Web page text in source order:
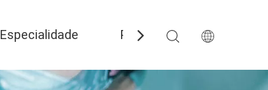
Especialidade Perguntas frequentes